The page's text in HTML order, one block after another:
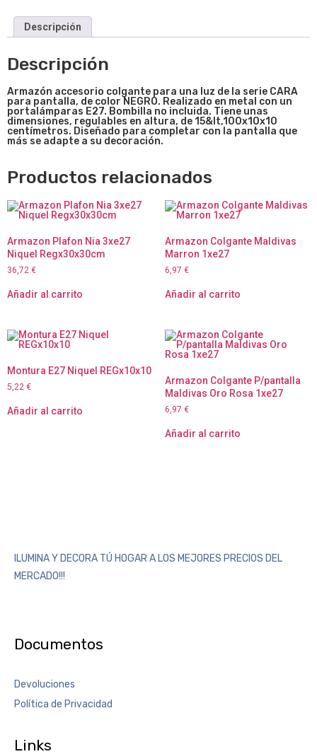
Descripción
Descripción
Armazón accesorio colgante para una luz de la serie CARA
para pantalla, de color NEGRO. Realizado en metal con un
portalámparas E27. Bombilla no incluida. Tiene unas
dimensiones, regulables en altura, de 15&lt,100x10x10
centímetros. Diseñado para completar con la pantalla que
más se adapte a su decoración.
Productos relacionados
Armazon Plafon Nia 3xe27
Niquel Regx30x30cm
36,72 €
Añadir al carrito
Armazon Colgante Maldivas
Marron 1xe27
6,97 €
Añadir al carrito
Montura E27 Niquel REGx10x10
5,22 €
Añadir al carrito
Armazon Colgante P/pantalla
Maldivas Oro Rosa 1xe27
6,97 €
Añadir al carrito
ILUMINA Y DECORA TÚ HOGAR A LOS MEJORES PRECIOS DEL
MERCADO!!!
Documentos
Devoluciones
Política de Privacidad
Links